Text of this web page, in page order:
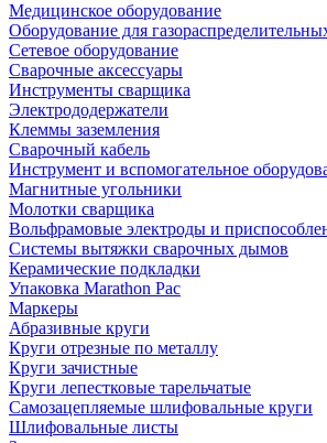
Медицинское оборудование
Оборудование для
Сетевое оборудование
Сварочные аксессуары
Инструменты сварщика
Электрододержатели
Клеммы заземления
Сварочный кабель
Инструмент и вспомогательное
Магнитные угольники
Молотки сварщика
Вольфрамовые электроды и
Системы вытяжки сварочных дымов
Керамические подкладки
Упаковка Marathon Pac
Маркеры
Абразивные круги
Круги отрезные по металлу
Круги зачистные
Круги лепестковые тарельчатые
Самозацепляемые шлифовальные круги
Шлифовальные листы